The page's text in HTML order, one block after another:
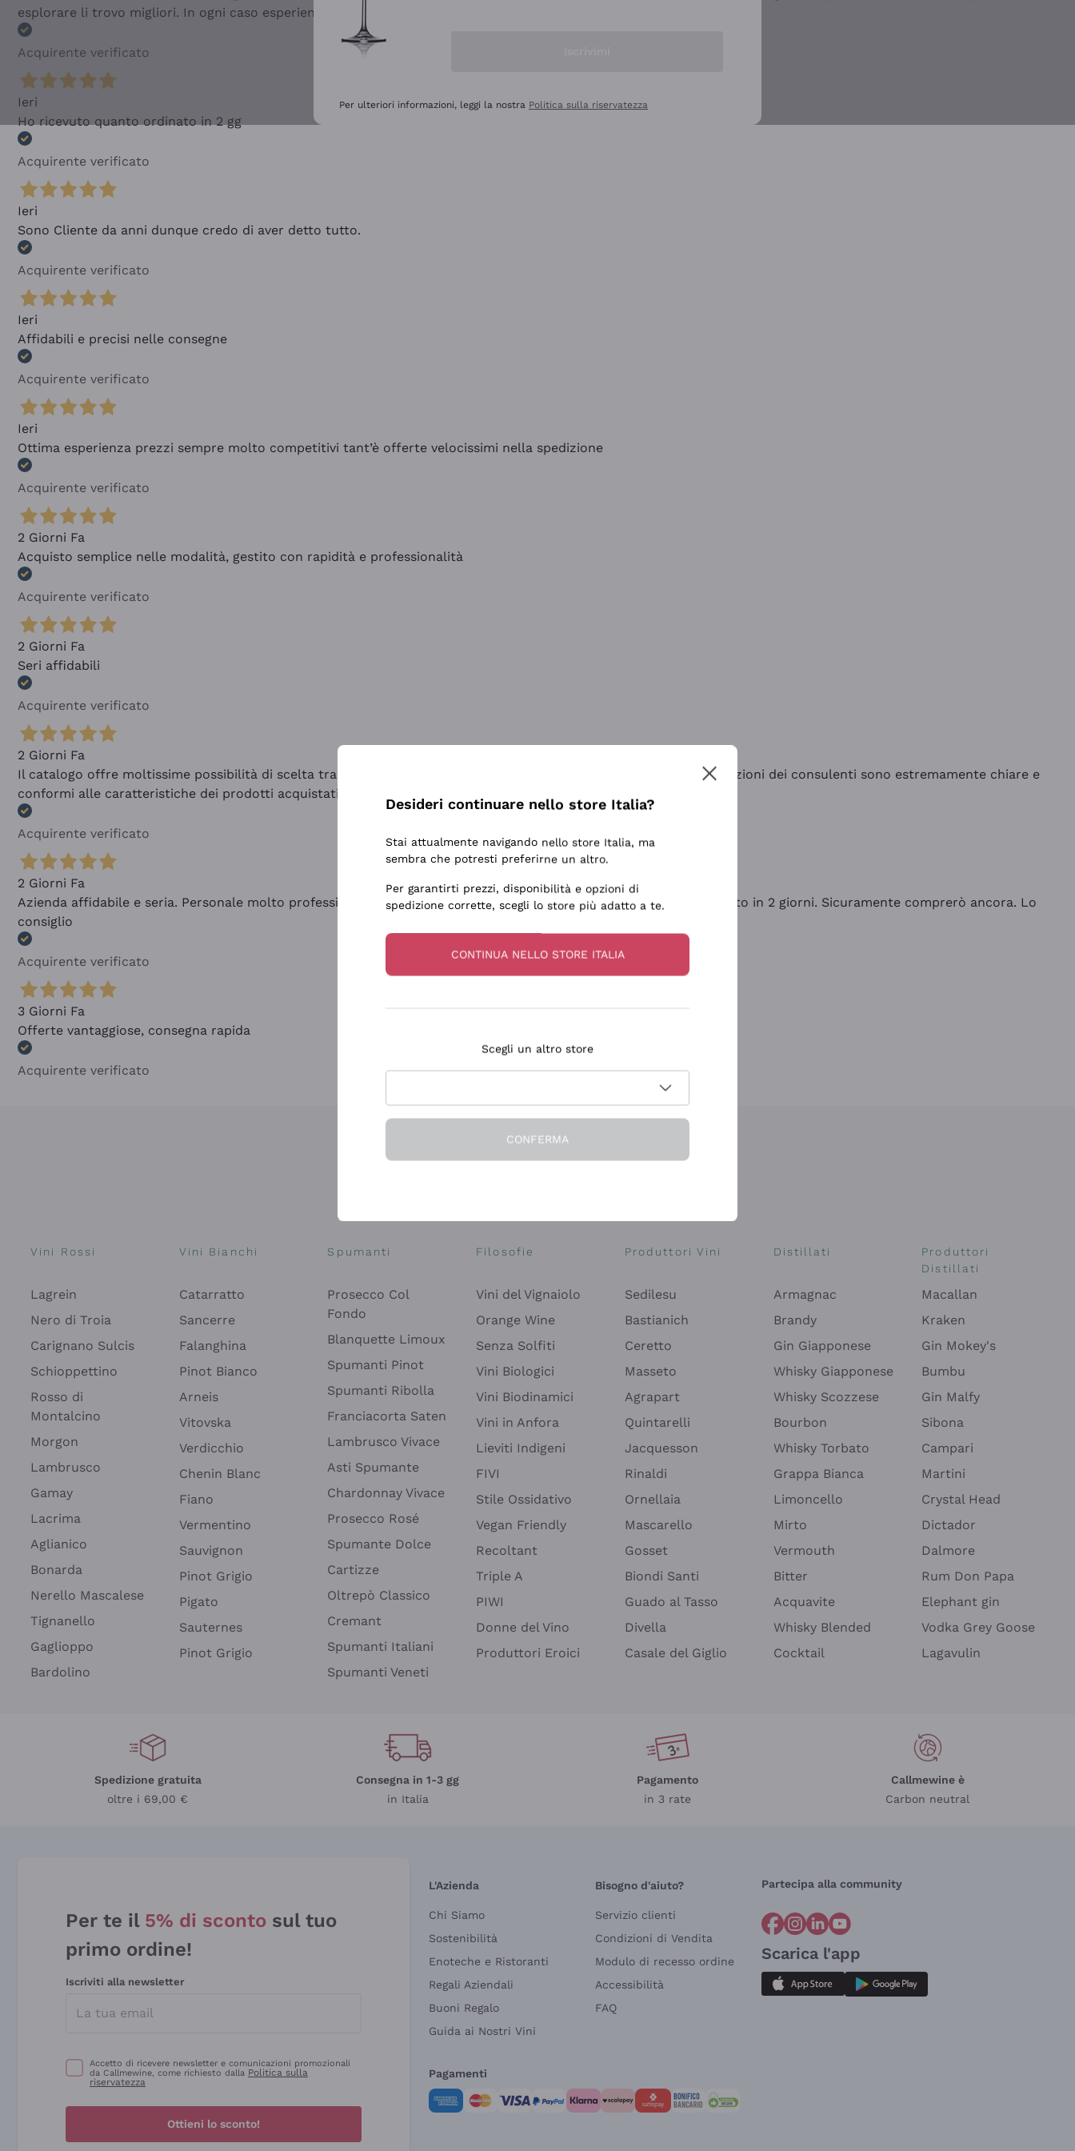
esplorare li trovo migliori. In ogni caso esperienza buona e lo consiglio! 👍
Acquirente verificato
Ieri
Ho ricevuto quanto ordinato in 2 gg
Acquirente verificato
Ieri
Sono Cliente da anni dunque credo di aver detto tutto.
Acquirente verificato
Ieri
Affidabili e precisi nelle consegne
Acquirente verificato
Ieri
Ottima esperienza prezzi sempre molto competitivi tant’è offerte velocissimi nella spedizione
Acquirente verificato
2 Giorni Fa
Acquisto semplice nelle modalità, gestito con rapidità e professionalità
Acquirente verificato
2 Giorni Fa
Seri affidabili
Acquirente verificato
2 Giorni Fa
Il catalogo offre moltissime possibilità di scelta tra tanti prodotti diversi e con un ampio range di prezzo. Le indicazioni dei consulenti sono estremamente chiare e
conformi alle caratteristiche dei prodotti acquistati
Acquirente verificato
2 Giorni Fa
Azienda affidabile e seria. Personale molto professionale e preparato. Vini ben confezionati e protetti. Pacco arrivato in 2 giorni. Sicuramente comprerò ancora. Lo
consiglio
Acquirente verificato
3 Giorni Fa
Offerte vantaggiose, consegna rapida
Acquirente verificato
Vini Rossi
Lagrein
Nero di Troia
Carignano Sulcis
Schioppettino
Rosso di
Montalcino
Morgon
Lambrusco
Gamay
Lacrima
Aglianico
Bonarda
Nerello Mascalese
Tignanello
Gaglioppo
Bardolino
Vini Bianchi
Catarratto
Sancerre
Falanghina
Pinot Bianco
Arneis
Vitovska
Verdicchio
Chenin Blanc
Fiano
Vermentino
Sauvignon
Pinot Grigio
Pigato
Sauternes
Pinot Grigio
Spumanti
Prosecco Col
Fondo
Blanquette Limoux
Spumanti Pinot
Spumanti Ribolla
Franciacorta Saten
Lambrusco Vivace
Asti Spumante
Chardonnay Vivace
Prosecco Rosé
Spumante Dolce
Cartizze
Oltrepò Classico
Cremant
Spumanti Italiani
Spumanti Veneti
Filosofie
Vini del Vignaiolo
Orange Wine
Senza Solfiti
Vini Biologici
Vini Biodinamici
Vini in Anfora
Lieviti Indigeni
FIVI
Stile Ossidativo
Vegan Friendly
Recoltant
Triple A
PIWI
Donne del Vino
Produttori Eroici
Produttori Vini
Sedilesu
Bastianich
Ceretto
Masseto
Agrapart
Quintarelli
Jacquesson
Rinaldi
Ornellaia
Mascarello
Gosset
Biondi Santi
Guado al Tasso
Divella
Casale del Giglio
Distillati
Armagnac
Brandy
Gin Giapponese
Whisky Giapponese
Whisky Scozzese
Bourbon
Whisky Torbato
Grappa Bianca
Limoncello
Mirto
Vermouth
Bitter
Acquavite
Whisky Blended
Cocktail
Produttori
Distillati
Macallan
Kraken
Gin Mokey's
Bumbu
Gin Malfy
Sibona
Campari
Martini
Crystal Head
Dictador
Dalmore
Rum Don Papa
Elephant gin
Vodka Grey Goose
Lagavulin
Spedizione gratuita
oltre i 69,00 €
Consegna in 1-3 gg
in Italia
Pagamento
in 3 rate
Callmewine è
Carbon neutral
Per te il 5% di sconto sul tuo
primo ordine!
Iscriviti alla newsletter
Accetto di ricevere newsletter e comunicazioni promozionali
da Callmewine, come richiesto dalla Politica sulla
riservatezza
Ottieni lo sconto!
L'Azienda
Chi Siamo
Sostenibilità
Enoteche e Ristoranti
Regali Aziendali
Buoni Regalo
Guida ai Nostri Vini
Bisogno d'aiuto?
Servizio clienti
Condizioni di Vendita
Modulo di recesso ordine
Accessibilità
FAQ
Partecipa alla community
Scarica l'app
Pagamenti
Per ulteriori informazioni, leggi la nostra Politica sulla riservatezza
Desideri continuare nello store Italia?
Stai attualmente navigando nello store Italia, ma
sembra che potresti preferirne un altro.
Per garantirti prezzi, disponibilità e opzioni di
spedizione corrette, scegli lo store più adatto a te.
CONTINUA NELLO STORE ITALIA
Scegli un altro store
CONFERMA